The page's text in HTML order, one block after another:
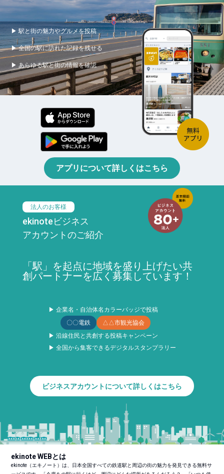
▶ 駅と街の魅力やグルメを投稿
▶ 全国の駅に訪れた記録を残せる
▶ あらゆる駅と街の情報を確認
アプリについて詳しくはこちら
法人のお客様
ekinoteビジネス
アカウントのご紹介
「駅」を起点に地域を盛り上げたい共
創パートナーを広く募集しています！
▶ 企業名・自治体名カラーバッジで投稿
〇〇電鉄
△△市観光協会
▶ 沿線住民と共創する投稿キャンペーン
▶ 全国から集客できるデジタルスタンプラリー
ビジネスアカウントについて詳しくはこちら
ekinote WEBとは
ekinote（エキノート）は、日本全国すべての鉄道駅と周辺の街の魅力を発見できる無料サ